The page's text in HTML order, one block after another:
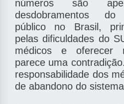
números são
desdobramentos do
público no Brasil,
pelas dificuldades do
médicos e oferecer
parece uma
responsabilidade dos
de abandono do